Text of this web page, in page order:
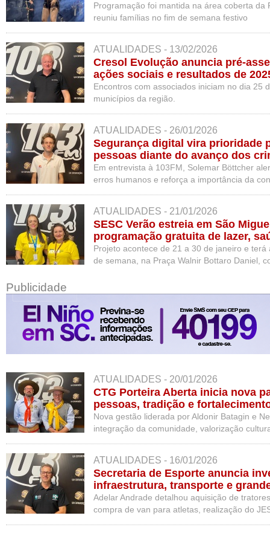
Programação foi mantida na área coberta da
reuniu famílias no fim de semana festivo
ATUALIDADES - 13/02/2026
Cresol Evolução anuncia pré-
ações sociais e resultados de
Encontros com associados iniciam no dia 25
municípios da região.
ATUALIDADES - 26/01/2026
Segurança digital vira prioridade
pessoas diante do avanço dos
Em entrevista à 103FM, Solemar Böttcher
erros humanos e reforça a importância da
ATUALIDADES - 21/01/2026
SESC Verão estreia em São
programação gratuita de lazer,
Projeto acontece de 21 a 30 de janeiro e
de semana, na Praça Walnir Bottaro Daniel,
Publicidade
ATUALIDADES - 20/01/2026
CTG Porteira Aberta inicia nova
pessoas, tradição e
Nova gestão liderada por Aldonir Batagin e
integração da comunidade, valorização
ATUALIDADES - 16/01/2026
Secretaria de Esporte anuncia
infraestrutura, transporte e
Miguel do Oeste
Adelar Andrade detalhou aquisição de
compra de van para atletas, realização do